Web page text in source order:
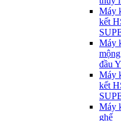
Máy
kết
Máy
đầu
Máy
kết
Máy
ghế